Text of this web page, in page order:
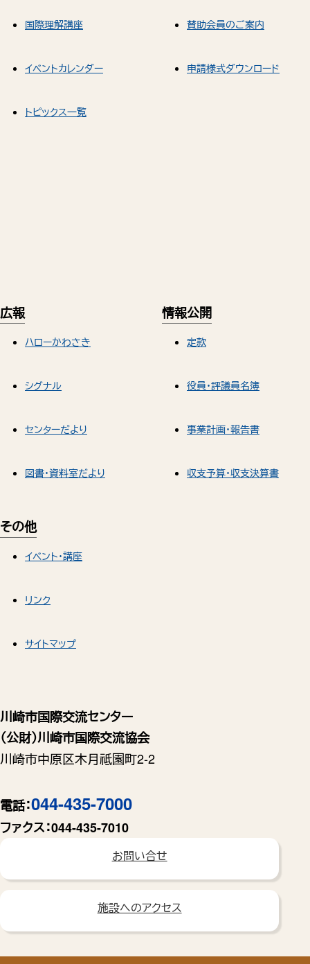
川崎市国際交流センター
（公財）川崎市国際交流協会
川崎市中原区木月祗園町2-2
電話：044-435-7000
ファクス：044-435-7010
お問い合せ
施設へのアクセス
国際理解講座
イベントカレンダー
トピックス一覧
賛助会員のご案内
申請様式ダウンロード
広報
ハローかわさき
シグナル
センターだより
図書・資料室だより
情報公開
定款
役員・評議員名簿
事業計画・報告書
収支予算・収支決算書
その他
イベント・講座
リンク
サイトマップ